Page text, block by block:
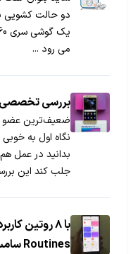
دو حالت کشویی
می رود ...
بررسی تخصصی Huawei P10 lite
نگاه اول به خوبی
بدانید در عمل
جلب کند این
Routines سامسونگ آشنا شوید